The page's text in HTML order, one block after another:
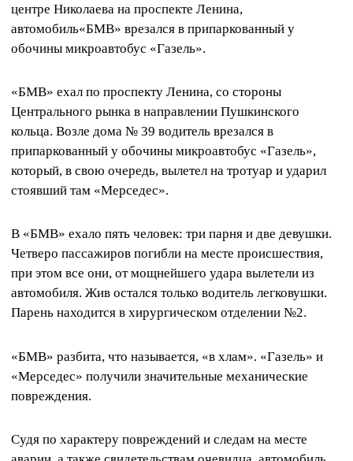
центре Николаева на проспекте Ленина,
автомобиль«БМВ» врезался в припаркованный у
обочины микроавтобус «Газель».
«БМВ» ехал по проспекту Ленина, со стороны
Центрального рынка в направлении Пушкинского
кольца. Возле дома № 39 водитель врезался в
припаркованный у обочины микроавтобус «Газель»,
который, в свою очередь, вылетел на тротуар и ударил
стоявший там «Мерседес».
В «БМВ» ехало пять человек: три парня и две девушки.
Четверо пассажиров погибли на месте происшествия,
при этом все они, от мощнейшего удара вылетели из
автомобиля. Жив остался только водитель легковушки.
Парень находится в хирургическом отделении №2.
«БМВ» разбита, что называется, «в хлам». «Газель» и
«Мерседес» получили значительные механические
повреждения.
Судя по характеру повреждений и следам на месте